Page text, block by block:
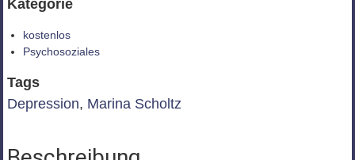
Kategorie
kostenlos
Psychosoziales
Tags
Depression, Marina Scholtz